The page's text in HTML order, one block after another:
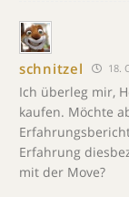
schnitzel 18.
Ich überleg mir,
kaufen. Möchte
Erfahrung
mit der Move?